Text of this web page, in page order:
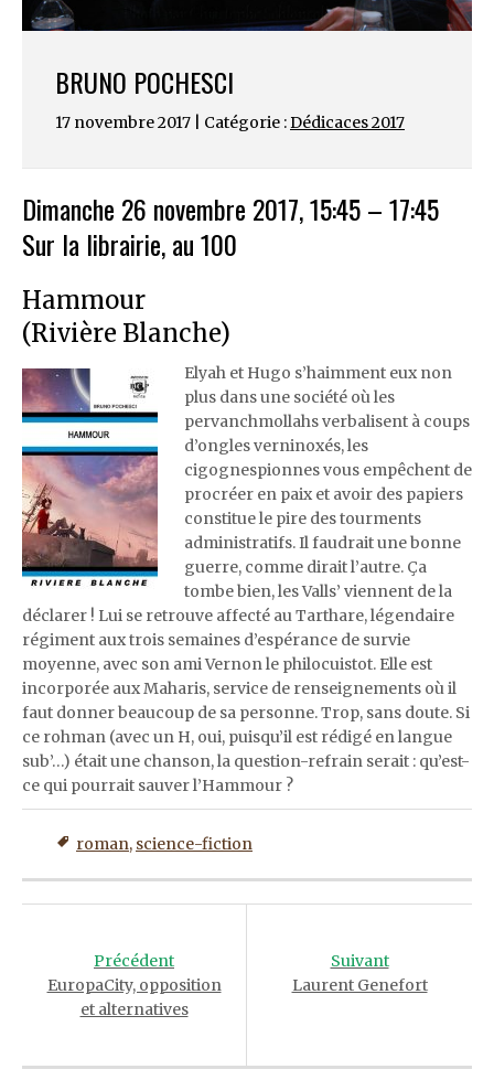
BRUNO POCHESCI
17 novembre 2017 | Catégorie :Dédicaces 2017
Dimanche 26 novembre 2017, 15:45 – 17:45
Sur la librairie, au 100
Hammour
(Rivière Blanche)
Elyah et Hugo s’haimment eux non
plus dans une société où les
pervanchmollahs verbalisent à coups
d’ongles verninoxés, les
cigognespionnes vous empêchent de
procréer en paix et avoir des papiers
constitue le pire des tourments
administratifs. Il faudrait une bonne
guerre, comme dirait l’autre. Ça
tombe bien, les Valls’ viennent de la
déclarer ! Lui se retrouve affecté au Tarthare, légendaire
régiment aux trois semaines d’espérance de survie
moyenne, avec son ami Vernon le philocuistot. Elle est
incorporée aux Maharis, service de renseignements où il
faut donner beaucoup de sa personne. Trop, sans doute. Si
ce rohman (avec un H, oui, puisqu’il est rédigé en langue
sub’…) était une chanson, la question-refrain serait : qu’est-
ce qui pourrait sauver l’Hammour ?
roman, science-fiction
navigationPrécédent
EuropaCity, opposition
et alternatives
Suivant
Laurent Genefort